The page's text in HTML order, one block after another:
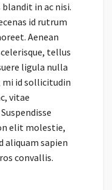
blandit in ac nisi.
id rutrum
Aenean
tellus
ligula nulla
mi id sollicitudin
vitae
elit molestie,
aliquam sapien
convallis.